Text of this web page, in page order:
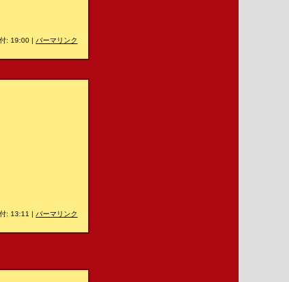
: 19:00 | パーマリンク
: 13:11 | パーマリンク